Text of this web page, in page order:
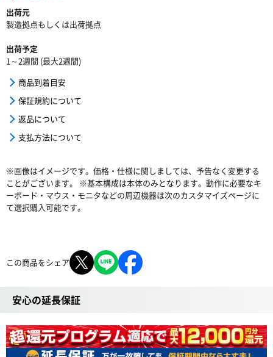
出荷元
製造拠点もしくは出荷拠点
出荷予定
1～2週間 (最大2週間)
商品到着目安
保証規約について
返品について
支払方法について
※画像はイメージです。価格・仕様に関しましては、予告なく変更する
ことがございます。 ※基本構成は本体のみとなります。動作に必要なキ
ーボード・マウス・モニタなどの周辺機器は次のカスタマイズページに
て選択購入可能です。
この商品をシェア
安心の延長保証